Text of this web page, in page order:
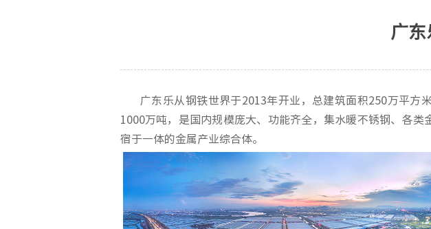
广
广东乐从钢铁世界于2013年开业，总建筑面积250万平方
1000万吨，是国内规模庞大、功能齐全，集水暖不锈钢、各
宿于一体的金属产业综合体。